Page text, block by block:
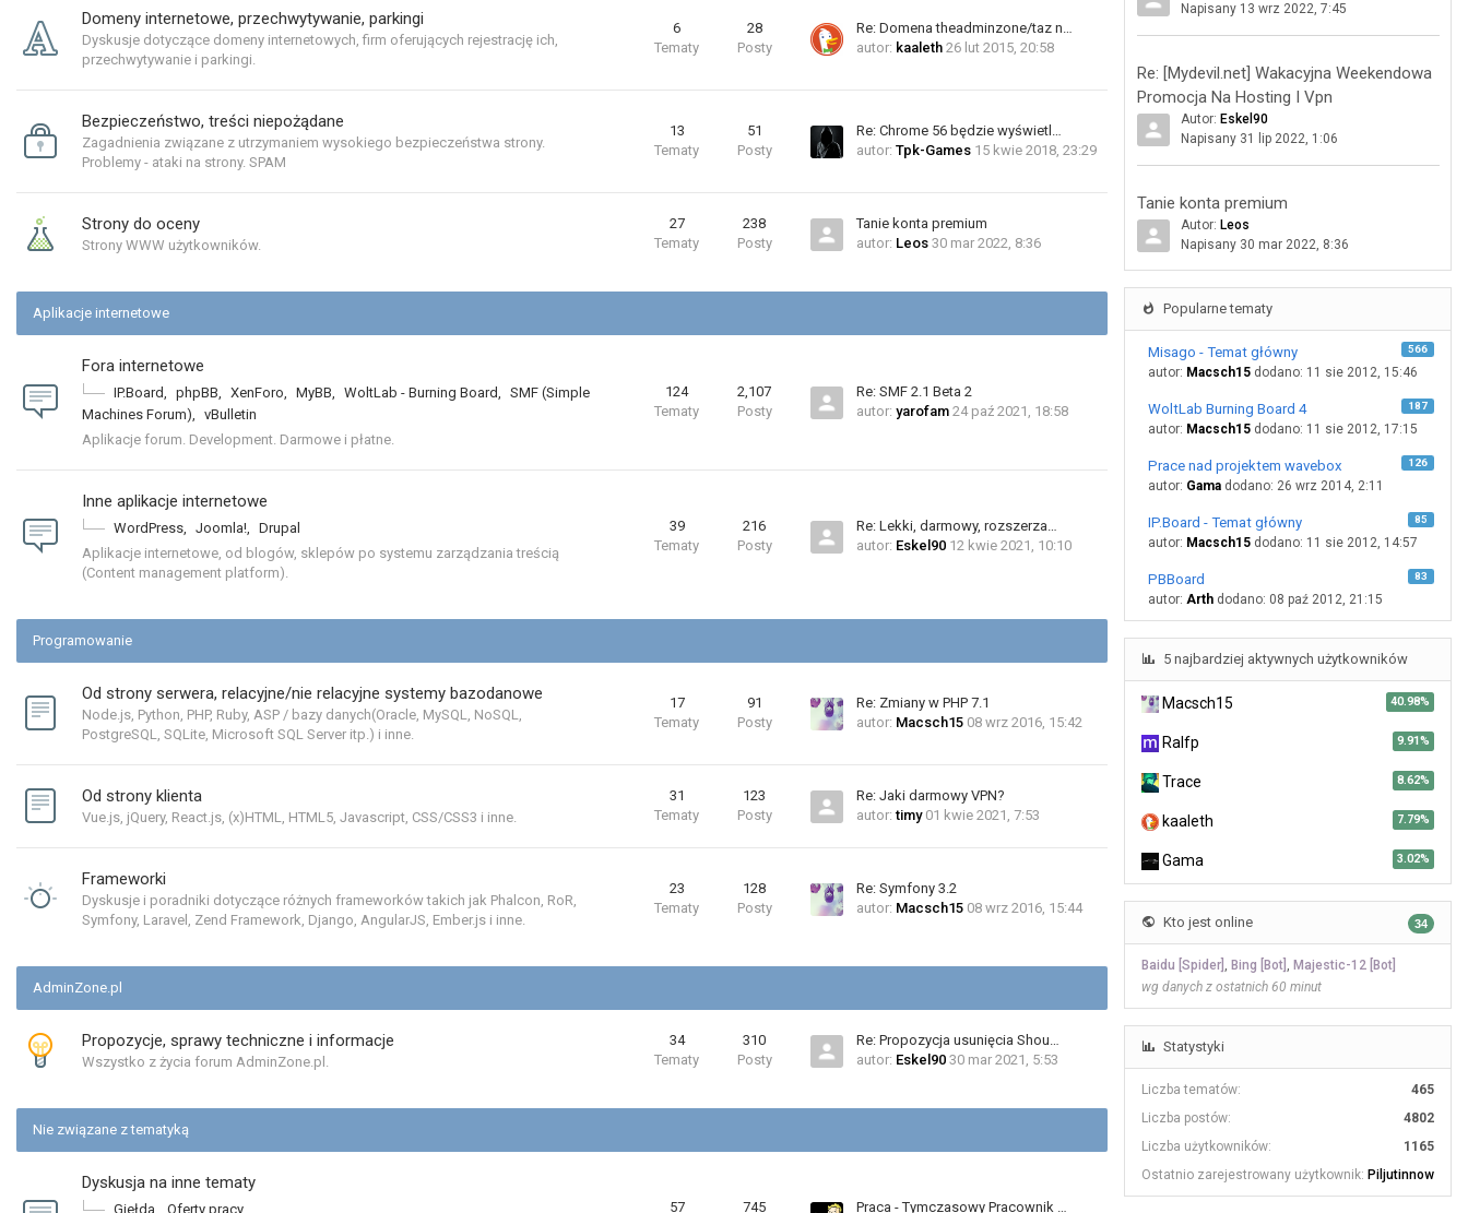
Domeny internetowe, przechwytywanie, parkingi
Dyskusje dotyczące domeny internetowych, firm oferujących rejestrację ich,
przechwytywanie i parkingi.
6
Tematy
28
Posty
Re: Domena theadminzone/taz n…
autor: kaaleth 26 lut 2015, 20:58
Bezpieczeństwo, treści niepożądane
Zagadnienia związane z utrzymaniem wysokiego bezpieczeństwa strony.
Problemy - ataki na strony. SPAM
13
Tematy
51
Posty
Re: Chrome 56 będzie wyświetl…
autor: Tpk-Games 15 kwie 2018, 23:29
Strony do oceny
Strony WWW użytkowników.
27
Tematy
238
Posty
Tanie konta premium
autor: Leos 30 mar 2022, 8:36
Aplikacje internetowe
Fora internetowe
IP.Board, phpBB, XenForo, MyBB, WoltLab - Burning Board, SMF (Simple
Machines Forum), vBulletin
Aplikacje forum. Development. Darmowe i płatne.
124
Tematy
2,107
Posty
Re: SMF 2.1 Beta 2
autor: yarofam 24 paź 2021, 18:58
Inne aplikacje internetowe
WordPress, Joomla!, Drupal
Aplikacje internetowe, od blogów, sklepów po systemu zarządzania treścią
(Content management platform).
39
Tematy
216
Posty
Re: Lekki, darmowy, rozszerza…
autor: Eskel90 12 kwie 2021, 10:10
Programowanie
Od strony serwera, relacyjne/nie relacyjne systemy bazodanowe
Node.js, Python, PHP, Ruby, ASP / bazy danych(Oracle, MySQL, NoSQL,
PostgreSQL, SQLite, Microsoft SQL Server itp.) i inne.
17
Tematy
91
Posty
Re: Zmiany w PHP 7.1
autor: Macsch15 08 wrz 2016, 15:42
Od strony klienta
Vue.js, jQuery, React.js, (x)HTML, HTML5, Javascript, CSS/CSS3 i inne.
31
Tematy
123
Posty
Re: Jaki darmowy VPN?
autor:timy 01 kwie 2021, 7:53
Frameworki
Dyskusje i poradniki dotyczące różnych frameworków takich jak Phalcon, RoR,
Symfony, Laravel, Zend Framework, Django, AngularJS, Ember.js i inne.
23
Tematy
128
Posty
Re: Symfony 3.2
autor: Macsch15 08 wrz 2016, 15:44
AdminZone.pl
Propozycje, sprawy techniczne i informacje
Wszystko z życia forum AdminZone.pl.
34
Tematy
310
Posty
Re: Propozycja usunięcia Shou…
autor: Eskel90 30 mar 2021, 5:53
Nie związane z tematyką
Dyskusja na inne tematy
Giełda Oferty pracy 57 745 Praca - Tymczasowy Pracownik …
Napisany 13 wrz 2022, 7:45
Re: [Mydevil.net] Wakacyjna Weekendowa
Promocja Na Hosting I Vpn
Autor: Eskel90
Napisany 31 lip 2022, 1:06
Tanie konta premium
Autor: Leos
Napisany 30 mar 2022, 8:36
Popularne tematy
566
Misago - Temat główny
autor: Macsch15 dodano: 11 sie 2012, 15:46
187
WoltLab Burning Board 4
autor: Macsch15 dodano: 11 sie 2012, 17:15
126
Prace nad projektem wavebox
autor: Gama dodano: 26 wrz 2014, 2:11
85
IP.Board - Temat główny
autor: Macsch15 dodano: 11 sie 2012, 14:57
83
PBBoard
autor: Arth dodano: 08 paź 2012, 21:15
5 najbardziej aktywnych użytkowników
Macsch15 40.98%
Ralfp 9.91%
Trace 8.62%
kaaleth 7.79%
Gama 3.02%
Kto jest online 34
Baidu [Spider] , Bing [Bot] , Majestic-12 [Bot]
wg danych z ostatnich 60 minut
Statystyki
Liczba tematów:
465
Liczba postów:
4802
Liczba użytkowników:
1165
Ostatnio zarejestrowany użytkownik: Piljutinnow